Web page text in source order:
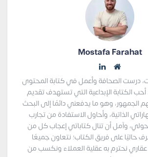
Mostafa Farahat
درست الصحافة وأعمل في كتابة المحتوى
الكتابة الإبداعية التي تستهدف تقديم
الجمهور، وهو ما يدفعني دائمًا إلى البحث
الذاتية، وأحاول الاستفادة من تجارب
وآمل أن تنال كتاباتي إعجاب كل من
حاليًا على فريق الكتاب؛ نتعاون جميعًا
نحترم به عقلية العملاء ونكسب من